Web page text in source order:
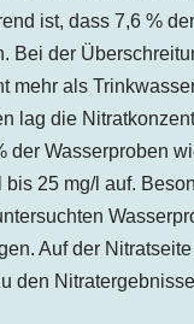
ist, dass 7,6 %
Bei der
mehr als
lag die
der Wasserproben
25 mg/l auf.
Auf der
den